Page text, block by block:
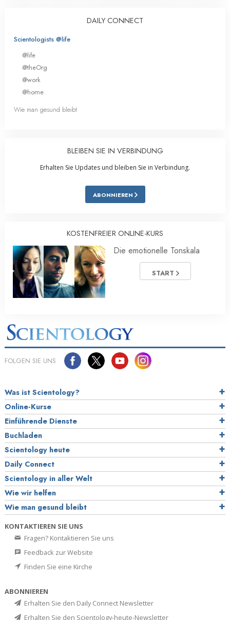
DAILY CONNECT
Scientologists @life
@life
@theOrg
@work
@home
Wie man gesund bleibt
BLEIBEN SIE IN VERBINDUNG
Erhalten Sie Updates und bleiben Sie in Verbindung.
ABONNIEREN
KOSTENFREIER ONLINE-KURS
Die emotionelle Tonskala
START
FOLGEN SIE UNS
Was ist Scientology?
Online-Kurse
Einführende Dienste
Buchladen
Scientology heute
Daily Connect
Scientology in aller Welt
Wie wir helfen
Wie man gesund bleibt
KONTAKTIEREN SIE UNS
Fragen? Kontaktieren Sie uns
Feedback zur Website
Finden Sie eine Kirche
ABONNIEREN
Erhalten Sie den Daily Connect Newsletter
Erhalten Sie den Scientology-heute-Newsletter